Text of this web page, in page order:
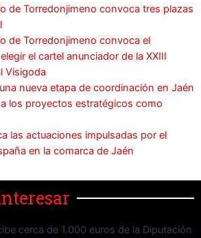
de Torredonjimeno convoca tres plazas
de Torredonjimeno convoca el
el cartel anunciador de la XXIII
Visigoda
nueva etapa de coordinación en Jaén
los proyectos estratégicos como
las actuaciones impulsadas por el
en la comarca de Jaén